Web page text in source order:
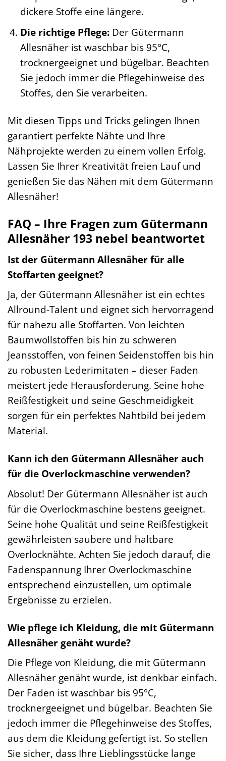
dickere Stoffe eine längere.
Die richtige Pflege:Der Gütermann
Allesnäher ist waschbar bis 95°C,
trocknergeeignet und bügelbar. Beachten
Sie jedoch immer die Pflegehinweise des
Stoffes, den Sie verarbeiten.
Mit diesen Tipps und Tricks gelingen Ihnen
garantiert perfekte Nähte und Ihre
Nähprojekte werden zu einem vollen Erfolg.
Lassen Sie Ihrer Kreativität freien Lauf und
genießen Sie das Nähen mit dem Gütermann
Allesnäher!
FAQ – Ihre Fragen zum Gütermann
Allesnäher 193 nebel beantwortet
Ist der Gütermann Allesnäher für alle
Stoffarten geeignet?
Ja, der Gütermann Allesnäher ist ein echtes
Allround-Talent und eignet sich hervorragend
für nahezu alle Stoffarten. Von leichten
Baumwollstoffen bis hin zu schweren
Jeansstoffen, von feinen Seidenstoffen bis hin
zu robusten Lederimitaten – dieser Faden
meistert jede Herausforderung. Seine hohe
Reißfestigkeit und seine Geschmeidigkeit
sorgen für ein perfektes Nahtbild bei jedem
Material.
Kann ich den Gütermann Allesnäher auch
für die Overlockmaschine verwenden?
Absolut! Der Gütermann Allesnäher ist auch
für die Overlockmaschine bestens geeignet.
Seine hohe Qualität und seine Reißfestigkeit
gewährleisten saubere und haltbare
Overlocknähte. Achten Sie jedoch darauf, die
Fadenspannung Ihrer Overlockmaschine
entsprechend einzustellen, um optimale
Ergebnisse zu erzielen.
Wie pflege ich Kleidung, die mit Gütermann
Allesnäher genäht wurde?
Die Pflege von Kleidung, die mit Gütermann
Allesnäher genäht wurde, ist denkbar einfach.
Der Faden ist waschbar bis 95°C,
trocknergeeignet und bügelbar. Beachten Sie
jedoch immer die Pflegehinweise des Stoffes,
aus dem die Kleidung gefertigt ist. So stellen
Sie sicher, dass Ihre Lieblingsstücke lange